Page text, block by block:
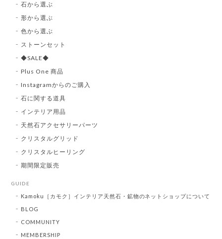
石から選ぶ
形から選ぶ
色から選ぶ
ストーンセット
◆SALE◆
Plus One 商品
Instagramからのご購入
石に関する道具
インテリア用品
天然石アクセサリーパーツ
クリスタルグリッド
クリスタルヒーリング
期間限定販売
GUIDE
Kamoku［カモク］インテリア天然石・鉱物のネットショップについて
BLOG
COMMUNITY
MEMBERSHIP